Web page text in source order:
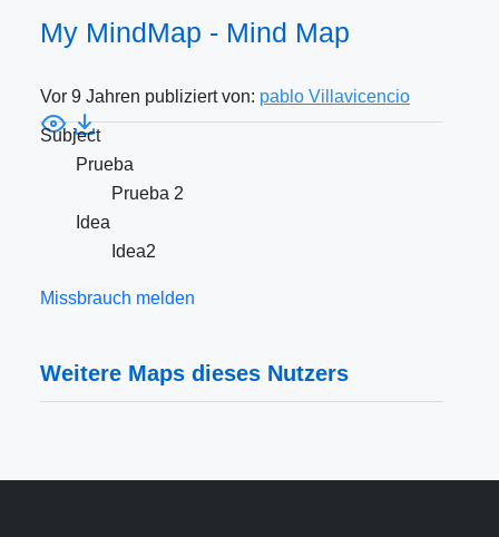
My MindMap - Mind Map
Vor 9 Jahren publiziert von: pablo Villavicencio
Subject
Prueba
Prueba 2
Idea
Idea2
Missbrauch melden
Weitere Maps dieses Nutzers